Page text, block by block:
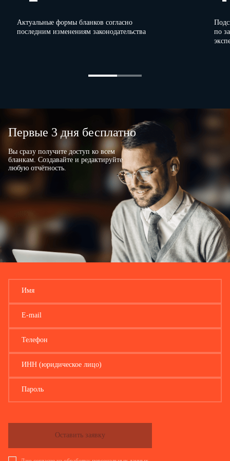
Актуальные формы бланков согласно
последним изменениям законодательства
по
Первые 3 дня бесплатно
Вы сразу получите доступ ко всем
бланкам. Создавайте и редактируйте
любую отчётность.
Имя
E-mail
Телефон
ИНН (юридическое лицо)
Пароль
Оставить заявку